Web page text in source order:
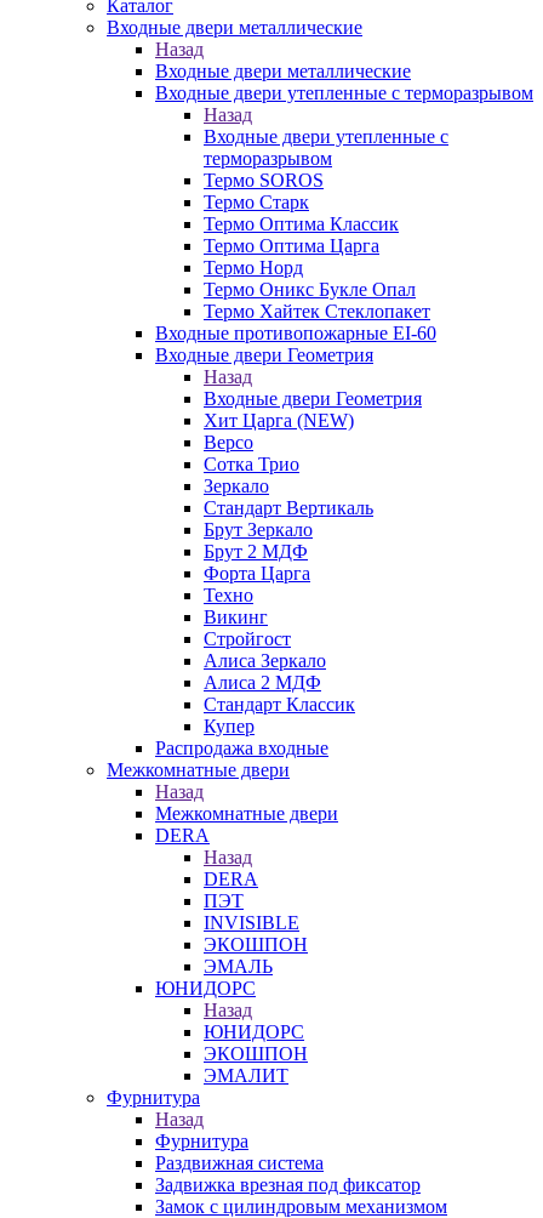
Каталог
Входные двери металлические
Назад
Входные двери металлические
Входные двери утепленные с терморазрывом
Назад
Входные двери утепленные с
терморазрывом
Термо SOROS
Термо Старк
Термо Оптима Классик
Термо Оптима Царга
Термо Норд
Термо Оникс Букле Опал
Термо Хайтек Стеклопакет
Входные противопожарные EI-60
Входные двери Геометрия
Назад
Входные двери Геометрия
Хит Царга (NEW)
Версо
Сотка Трио
Зеркало
Стандарт Вертикаль
Брут Зеркало
Брут 2 МДФ
Форта Царга
Техно
Викинг
Стройгост
Алиса Зеркало
Алиса 2 МДФ
Стандарт Классик
Купер
Распродажа входные
Межкомнатные двери
Назад
Межкомнатные двери
DERA
Назад
DERA
ПЭТ
INVISIBLE
ЭКОШПОН
ЭМАЛЬ
ЮНИДОРС
Назад
ЮНИДОРС
ЭКОШПОН
ЭМАЛИТ
Фурнитура
Назад
Фурнитура
Раздвижная система
Задвижка врезная под фиксатор
Замок с цилиндровым механизмом